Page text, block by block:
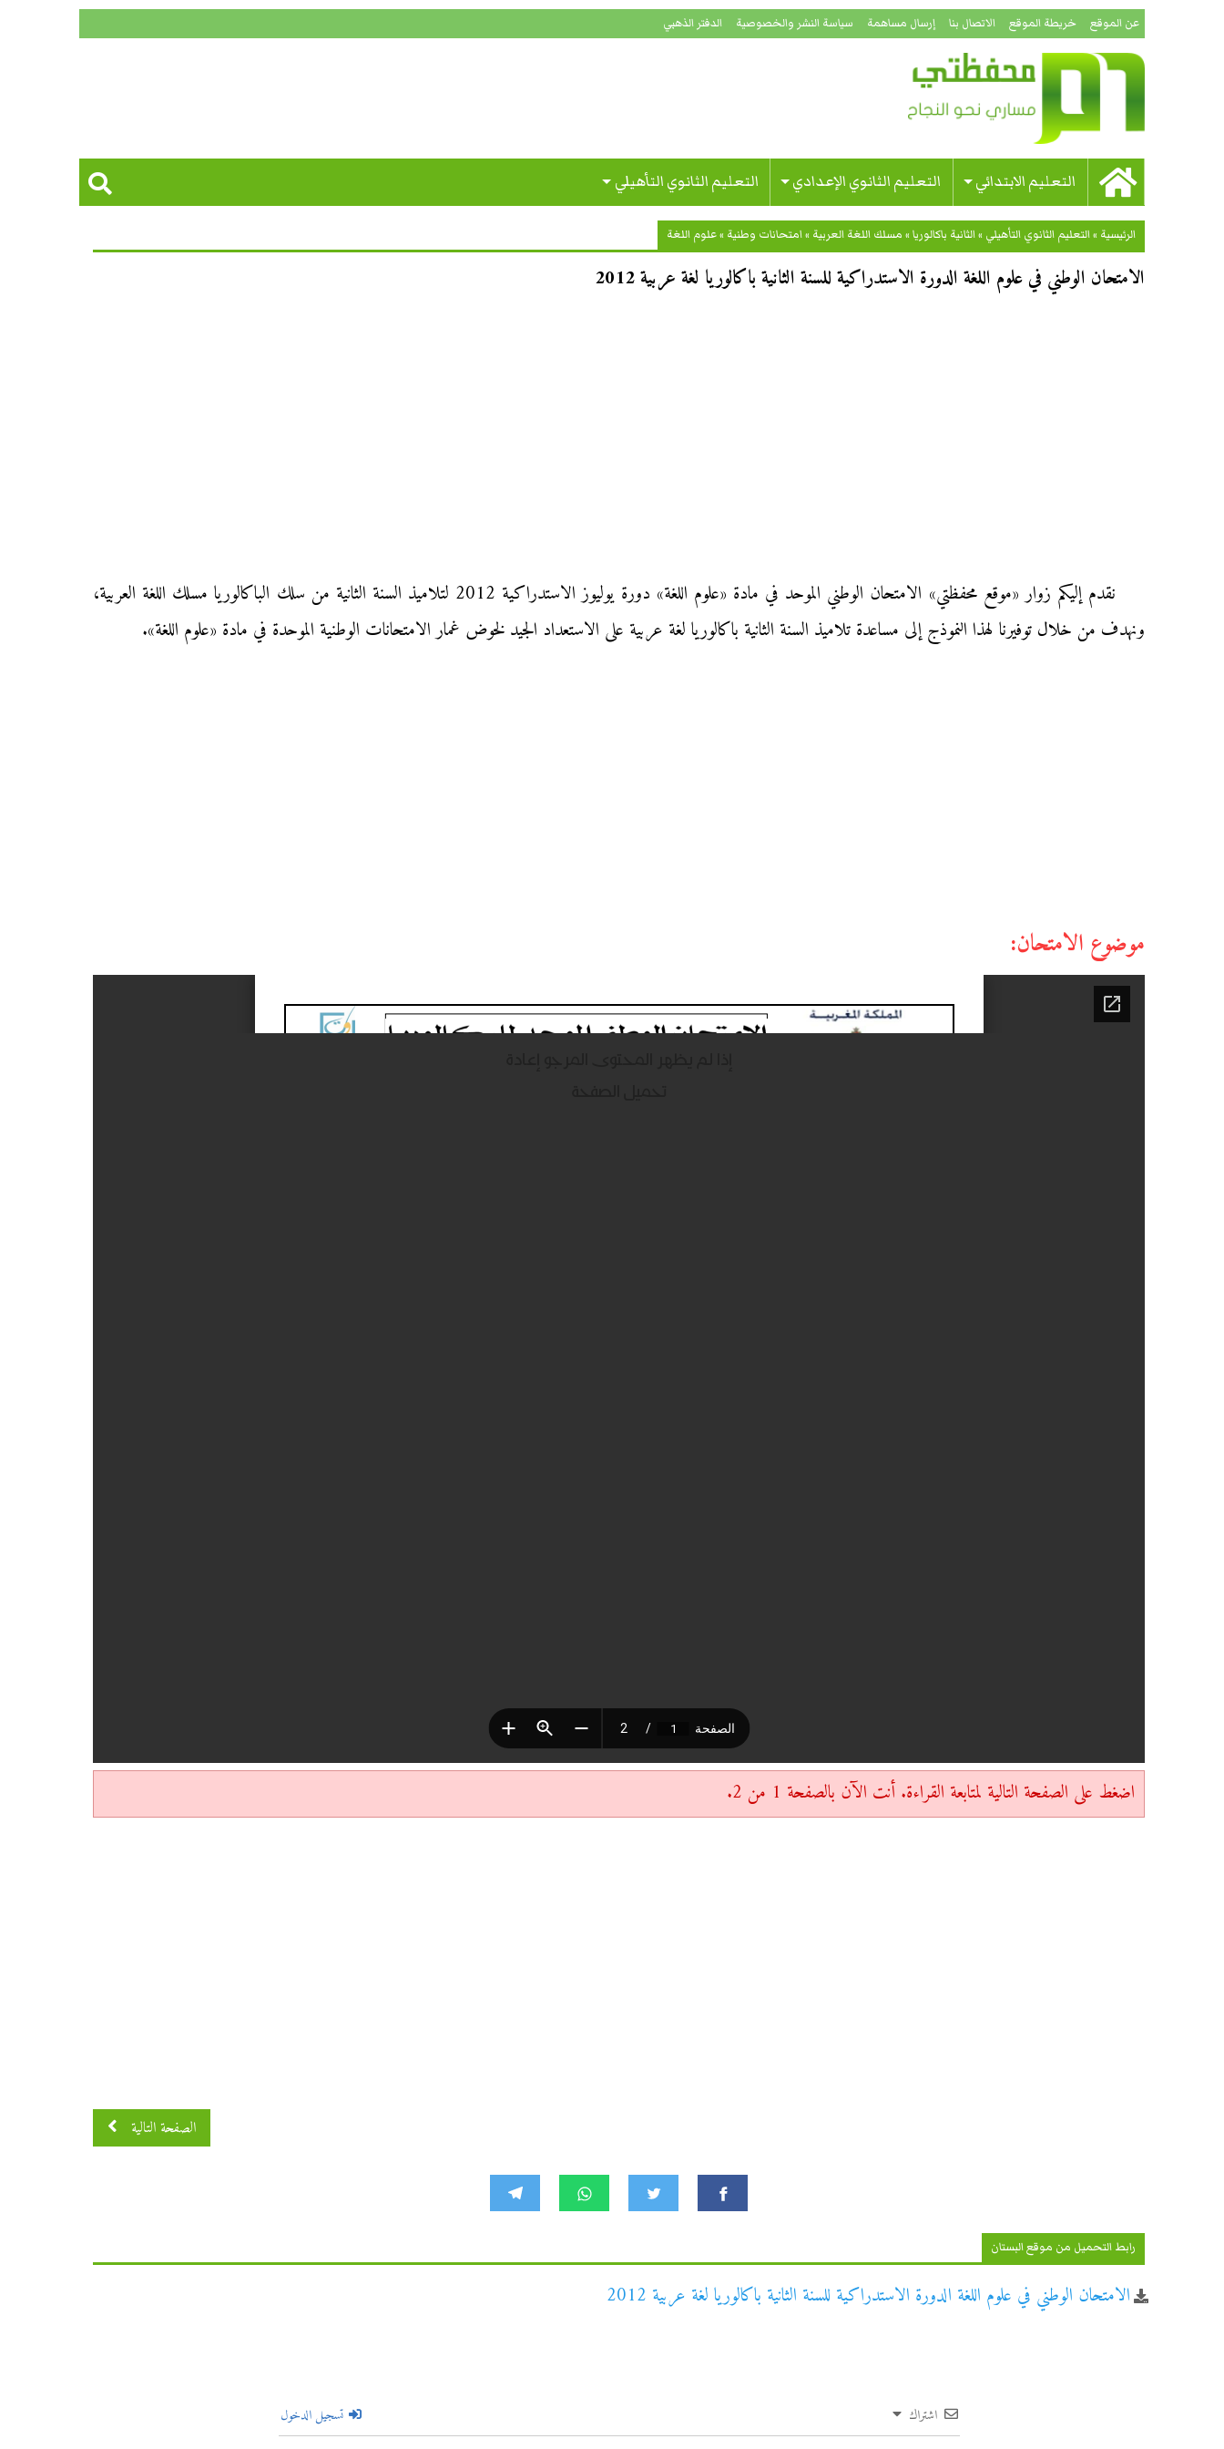
عن الموقع خريطة الموقع الاتصال بنا إرسال مساهمة سياسة النشر والخصوصية الدفتر الذهبي
التعليم الابتدائي التعليم الثانوي الإعدادي التعليم الثانوي التأهيلي
الرئيسية »التعليم الثانوي التأهيلي »الثانية باكالوريا» مسلك اللغة العربية »امتحانات وطنية »علوم اللغة
الامتحان الوطني في علوم اللغة الدورة الاستدراكية للسنة الثانية باكالوريا لغة عربية 2012
نقدم إليكم زوار «موقع محفظتي» الامتحان الوطني الموحد في مادة «علوم اللغة» دورة يوليوز الاستدراكية 2012 لتلاميذ السنة الثانية من سلك الباكالوريا مسلك اللغة العربية،
ونهدف من خلال توفيرنا لهذا النموذج إلى مساعدة تلاميذ السنة الثانية باكالوريا لغة عربية على الاستعداد الجيد لخوض غمار الامتحانات الوطنية الموحدة في مادة «علوم اللغة».
موضوع الامتحان:
اضغط على الصفحة التالية لمتابعة القراءة. أنت الآن بالصفحة 1 من 2.
الصفحة التالية
رابط التحميل من موقع البستان
الامتحان الوطني في علوم اللغة الدورة الاستدراكية للسنة الثانية باكالوريا لغة عربية 2012
اشتراك تسجيل الدخول